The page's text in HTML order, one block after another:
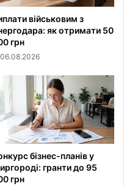
військовим з
як отримати 50
грн
06.08.2026
бізнес-планів у
гранти до 95
грн